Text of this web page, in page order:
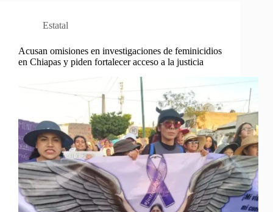
Estatal
Acusan omisiones en investigaciones de feminicidios
en Chiapas y piden fortalecer acceso a la justicia